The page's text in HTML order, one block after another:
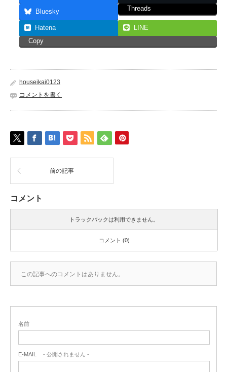
Bluesky Threads
Hatena
LINE
Copy
houseikai0123
コメントを書く
前の記事
コメント
トラックバックは利用できません。
コメント (0)
この記事へのコメントはありません。
名前
E-MAIL - 公開されません -